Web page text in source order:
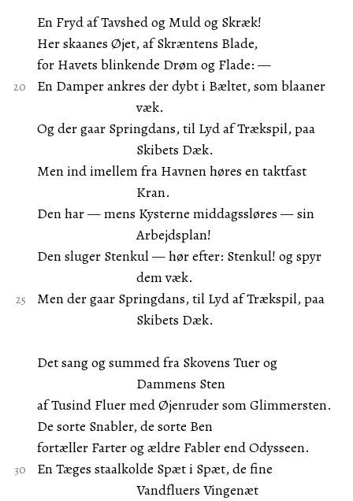
En Fryd af Tavshed og Muld og Skræk!
Her skaanes Øjet, af Skræntens Blade,
for Havets blinkende Drøm og Flade: —
En Damper ankres der dybt i Bæltet, som blaaner
væk.
Og der gaar Springdans, til Lyd af Trækspil, paa
Skibets Dæk.
Men ind imellem fra Havnen høres en taktfast
Kran.
Den har — mens Kysterne middagssløres — sin
Arbejdsplan!
Den sluger Stenkul — hør efter: Stenkul! og spyr
dem væk.
Men der gaar Springdans, til Lyd af Trækspil, paa
Skibets Dæk.
Det sang og summed fra Skovens Tuer og
Dammens Sten
af Tusind Fluer med Øjenruder som Glimmersten.
De sorte Snabler, de sorte Ben
fortæller Farter og ældre Fabler end Odysseen.
En Tæges staalkolde Spæt i Spæt, de fine
Vandfluers Vingenæt